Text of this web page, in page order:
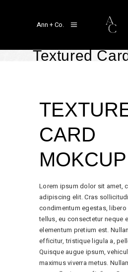
Ann + Co.
Textured
CARD
MOKCUP
Lorem ipsum dolor sit amet,
adipiscing elit. Cras
condimentum egestas,
tellus, eu consectetur neque
elementum pretium est.
efficitur, tristique ligula a,
Quisque augue ipsum,
maximus viverra metus.